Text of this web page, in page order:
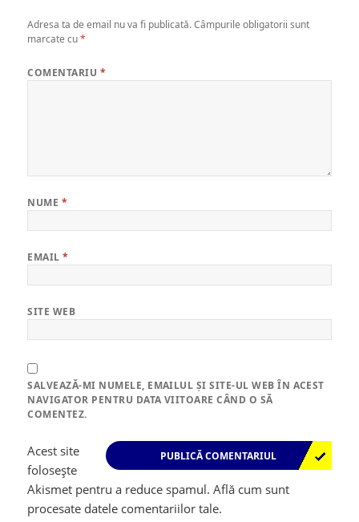
Adresa ta de email nu va fi publicată. Câmpurile obligatorii sunt
marcate cu*
COMENTARIU *
NUME *
EMAIL*
SITE WEB
SALVEAZĂ-MI NUMELE, EMAILUL ȘI SITE-UL WEB ÎN ACEST
NAVIGATOR PENTRU DATA VIITOARE CÂND O SĂ
COMENTEZ.
Acest site
folosește
Akismet pentru a reduce spamul.Află cum sunt
procesate datele comentariilor tale.